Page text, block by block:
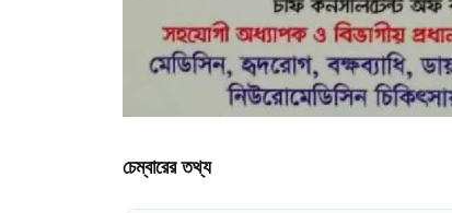
চেম্বারের তথ্য